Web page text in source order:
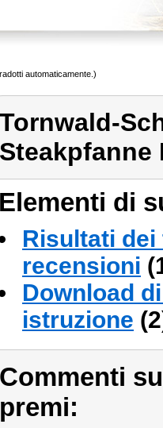
automaticamente.)
Tornwald-
Elementi di
Risultati
recensioni
Download
istruzione
Commenti
premi: